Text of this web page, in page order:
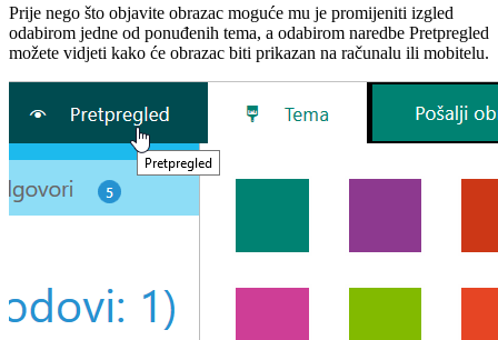
Prije nego što objavite obrazac moguće mu je promijeniti izgled
odabirom jedne od ponuđenih tema, a odabirom naredbe Pretpregled
možete vidjeti kako će obrazac biti prikazan na računalu ili mobitelu.